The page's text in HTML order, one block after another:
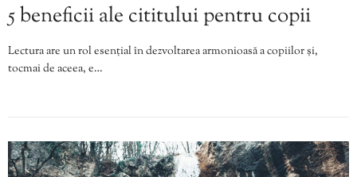
5 beneficii ale cititului pentru copii
Lectura are un rol esențial în dezvoltarea armonioasă a copiilor și,
tocmai de aceea, e…